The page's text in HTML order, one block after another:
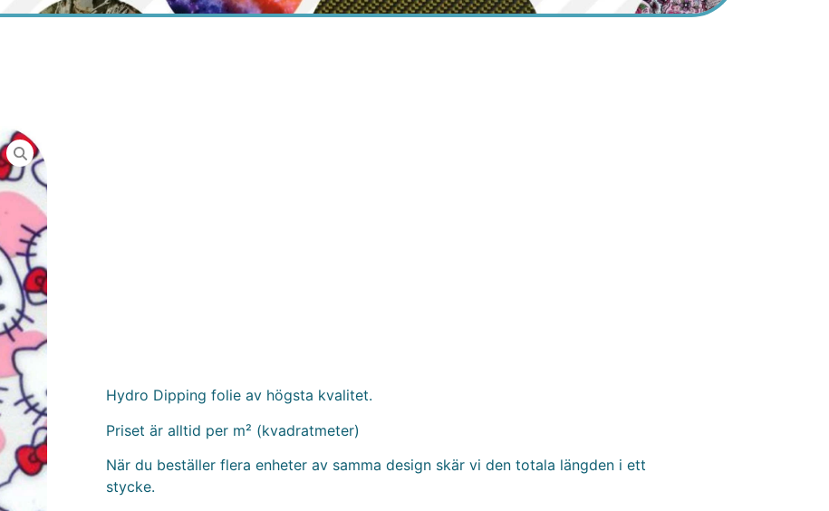
Hydro Dipping folie av högsta kvalitet.
Priset är alltid per m² (kvadratmeter)
När du beställer flera enheter av samma design skär vi den totala längden i ett
stycke.